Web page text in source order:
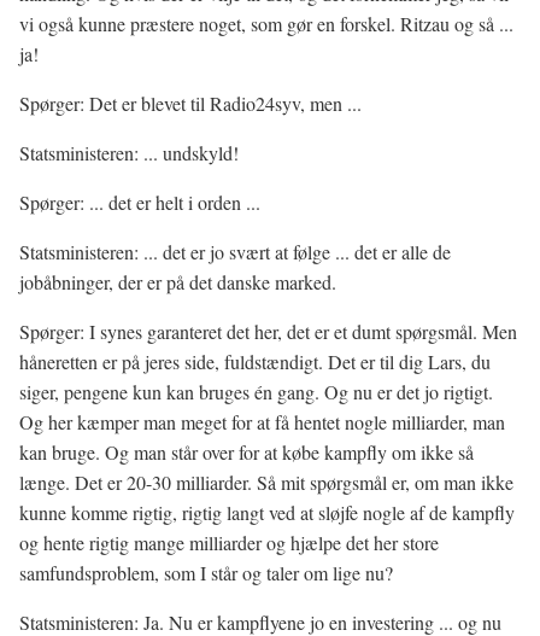
vi også kunne præstere noget, som gør en forskel. Ritzau og så ...
ja!
Spørger: Det er blevet til Radio24syv, men ...
Statsministeren: ... undskyld!
Spørger: ... det er helt i orden ...
Statsministeren: ... det er jo svært at følge ... det er alle de
jobåbninger, der er på det danske marked.
Spørger: I synes garanteret det her, det er et dumt spørgsmål. Men
håneretten er på jeres side, fuldstændigt. Det er til dig Lars, du
siger, pengene kun kan bruges én gang. Og nu er det jo rigtigt.
Og her kæmper man meget for at få hentet nogle milliarder, man
kan bruge. Og man står over for at købe kampfly om ikke så
længe. Det er 20-30 milliarder. Så mit spørgsmål er, om man ikke
kunne komme rigtig, rigtig langt ved at sløjfe nogle af de kampfly
og hente rigtig mange milliarder og hjælpe det her store
samfundsproblem, som I står og taler om lige nu?
Statsministeren: Ja. Nu er kampflyene jo en investering ... og nu